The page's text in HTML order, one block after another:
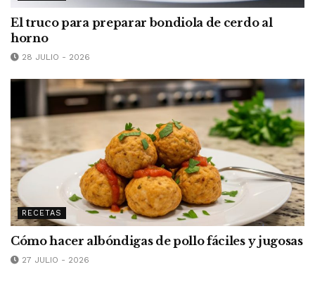
El truco para preparar bondiola de cerdo al
horno
28 JULIO - 2026
RECETAS
Cómo hacer albóndigas de pollo fáciles y jugosas
27 JULIO - 2026